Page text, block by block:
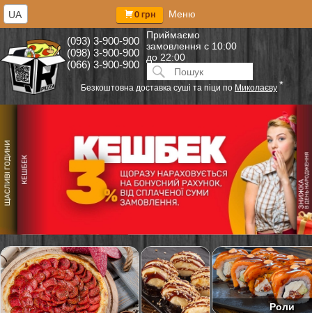
(093) 3-900-900
(098) 3-900-900
(066) 3-900-900
Приймаємо
замовлення с 10:00
до 22:00
Искать:ПОИСК
0 грн Меню
Безкоштовна доставка суші та піци по Миколаєву *
UA
Роли